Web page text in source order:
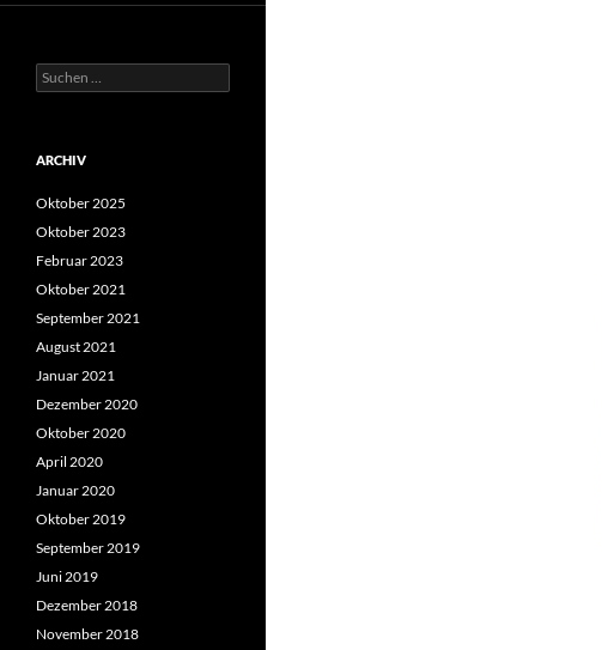
Suche
nach:
ARCHIV
Oktober 2025
Oktober 2023
Februar 2023
Oktober 2021
September 2021
August 2021
Januar 2021
Dezember 2020
Oktober 2020
April 2020
Januar 2020
Oktober 2019
September 2019
Juni 2019
Dezember 2018
November 2018